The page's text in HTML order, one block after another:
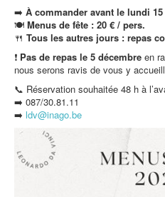
➡️ À commander avant le lundi 15
🍽️ Menus de fête : 20 € / pers.
🍴 Tous les autres jours : repas
❗ Pas de repas le 5 décembre en
nous serons ravis de vous y
📞 Réservation souhaitée 48 h à
➡️ 087/30.81.11
➡️ ldv@inago.be